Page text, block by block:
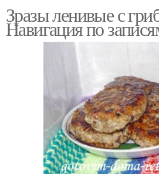
Зразы ленивые с
Навигация по